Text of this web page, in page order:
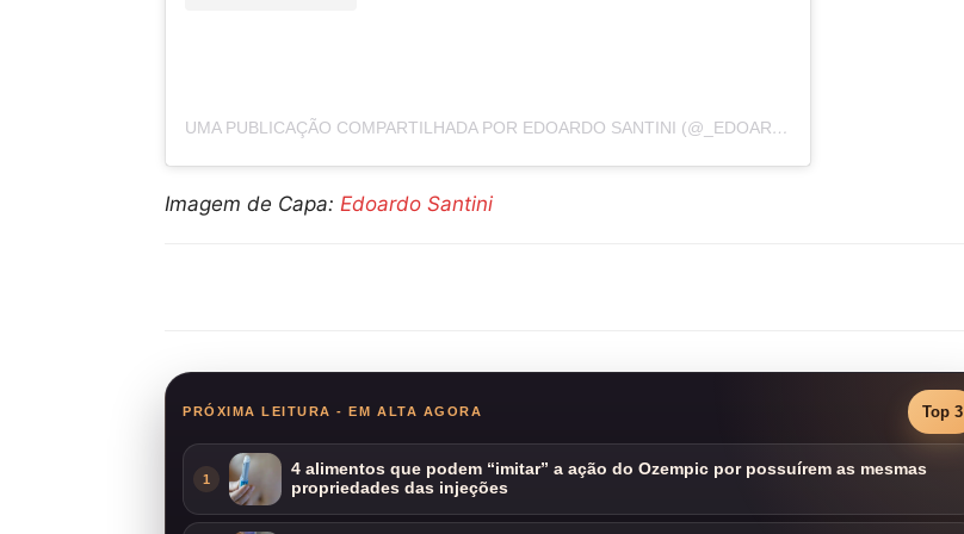
UMA PUBLICAÇÃO COMPARTILHADA POR EDOARDO SANTINI (@_EDOARDOSANTINI_)
Imagem de Capa: Edoardo Santini
PRÓXIMA LEITURA - EM ALTA AGORA Top 3
1
4 alimentos que podem “imitar” a ação do Ozempic por possuírem as mesmas
propriedades das injeções